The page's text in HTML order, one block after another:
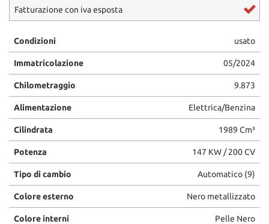
Fatturazione con iva esposta
Condizioni usato
Immatricolazione 05/2024
Chilometraggio 9.873
Alimentazione Elettrica/Benzina
Cilindrata 1989 Cm³
Potenza 147 KW / 200 CV
Tipo di cambio Automatico (9)
Colore esterno Nero metallizzato
Colore interni Pelle Nero
questi
strumenti
tracciamento
si
alla
cookie
policy.
Puoi
rivedere
e
modificare
tue
scelte
qualsiasi